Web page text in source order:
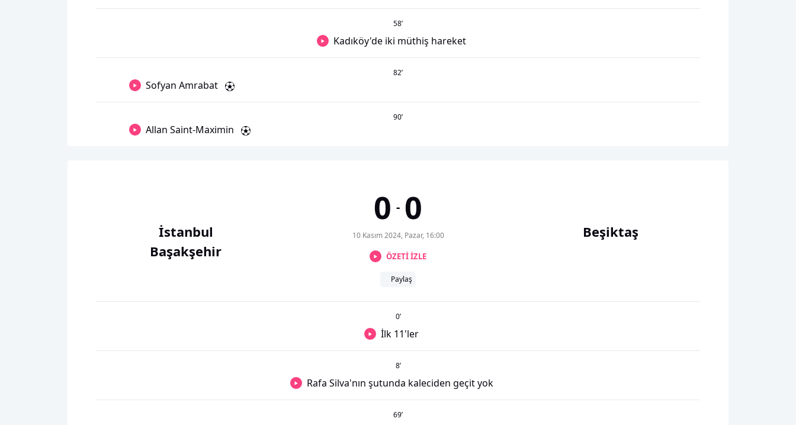
58’
Kadıköy'de iki müthiş hareket
82’
Sofyan Amrabat
90’
Allan Saint-Maximin
İstanbul
Başakşehir
0 - 0
10 Kasım 2024, Pazar, 16:00
ÖZETİ İZLE
Paylaş
Beşiktaş
0’
İlk 11'ler
8’
Rafa Silva'nın şutunda kaleciden geçit yok
69’